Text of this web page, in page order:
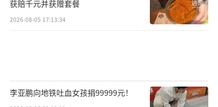
警方查明，李某武和唐某传夫妇名下账户
据报道，整个案件的嫌疑人共分布在18个
获赔千元并获赠套餐
2026-08-05 17:13:34
李亚鹏向地铁吐血女孩捐99999元！